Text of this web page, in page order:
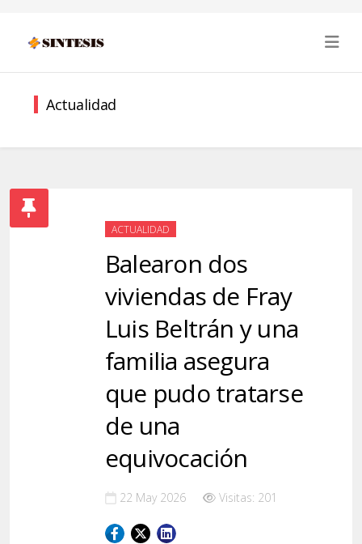
Actualidad
ACTUALIDAD
Balearon dos
viviendas de Fray
Luis Beltrán y una
familia asegura
que pudo tratarse
de una
equivocación
22 May 2026 Visitas: 201